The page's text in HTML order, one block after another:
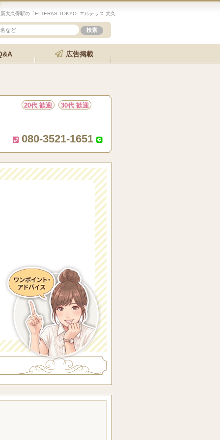
広告掲載
20代 歓迎 30代 歓迎
080-3521-1651